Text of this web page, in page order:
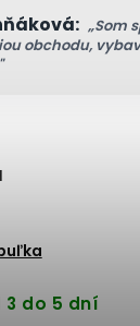
„Som
obchodu,
3 do 5 dní